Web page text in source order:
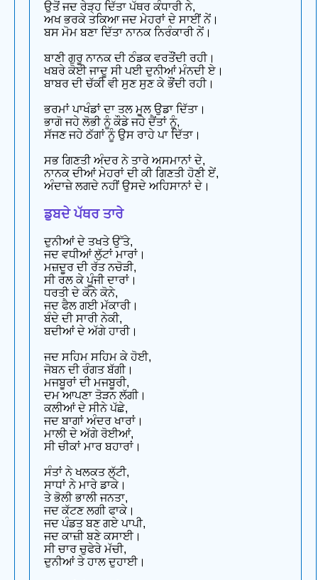
ਉਤੋਂ ਜਦ ਰੇੜ੍ਹ ਦਿੱਤਾ ਪੱਥਰ ਕੰਧਾਰੀ ਨੇ,
ਅਖ ਭਰਕੇ ਤਕਿਆ ਜਦ ਮੇਹਰਾਂ ਦੇ ਸਾਈਂ ਨੇਂ।
ਬਸ ਮੋਮ ਬਣਾ ਦਿੱਤਾ ਨਾਨਕ ਨਿਰੰਕਾਰੀ ਨੇਂ।
ਬਾਣੀ ਗੁਰੂ ਨਾਨਕ ਦੀ ਠੰਡਕ ਵਰਤੌਂਦੀ ਰਹੀ।
ਖਬਰੇ ਕੋਈ ਜਾਦੂ ਸੀ ਪਈ ਦੁਨੀਆਂ ਮੰਨਦੀ ਏ।
ਬਾਬਰ ਦੀ ਚੱਕੀ ਵੀ ਸੁਣ ਸੁਣ ਕੇ ਭੌਂਦੀ ਰਹੀ।
ਭਰਮਾਂ ਪਾਖੰਡਾਂ ਦਾ ਤਲ ਮੂਲ ਉਡਾ ਦਿੱਤਾ।
ਭਾਗੋ ਜਹੇ ਲੋਭੀ ਨੂੰ ਕੌਡੇ ਜਹੇ ਦੈਂਤਾਂ ਨੂੰ,
ਸੱਜਣ ਜਹੇ ਠੱਗਾਂ ਨੂੰ ਉਸ ਰਾਹੇ ਪਾ ਦਿੱਤਾ।
ਸਭ ਗਿਣਤੀ ਅੰਦਰ ਨੇ ਤਾਰੇ ਅਸਮਾਨਾਂ ਦੇ,
ਨਾਨਕ ਦੀਆਂ ਮੇਹਰਾਂ ਦੀ ਕੀ ਗਿਣਤੀ ਹੋਣੀ ਏਂ,
ਅੰਦਾਜ਼ੇ ਲਗਦੇ ਨਹੀਂ ਉਸਦੇ ਅਹਿਸਾਨਾਂ ਦੇ।
ਡੁਬਦੇ ਪੱਥਰ ਤਾਰੇ
ਦੁਨੀਆਂ ਦੇ ਤਖਤੇ ਉੱਤੇ,
ਜਦ ਵਧੀਆਂ ਲੁੱਟਾਂ ਮਾਰਾਂ।
ਮਜ਼ਦੂਰ ਦੀ ਰੱਤ ਨਚੋੜੀ,
ਸੀ ਰਲ ਕੇ ਪੂੰਜੀ ਦਾਰਾਂ।
ਧਰਤੀ ਦੇ ਕੋਨੇ ਕੋਨੇ,
ਜਦ ਫੈਲ ਗਈ ਮੱਕਾਰੀ।
ਬੰਦੇ ਦੀ ਸਾਰੀ ਨੇਕੀ,
ਬਦੀਆਂ ਦੇ ਅੱਗੇ ਹਾਰੀ।
ਜਦ ਸਹਿਮ ਸਹਿਮ ਕੇ ਹੋਈ,
ਜੋਬਨ ਦੀ ਰੰਗਤ ਬੱਗੀ।
ਮਜਬੂਰਾਂ ਦੀ ਮਜਬੂਰੀ,
ਦਮ ਆਪਣਾ ਤੋੜਨ ਲੱਗੀ।
ਕਲੀਆਂ ਦੇ ਸੀਨੇ ਪੱਛੇ,
ਜਦ ਬਾਗਾਂ ਅੰਦਰ ਖਾਰਾਂ।
ਮਾਲੀ ਦੇ ਅੱਗੇ ਰੋਈਆਂ,
ਸੀ ਚੀਕਾਂ ਮਾਰ ਬਹਾਰਾਂ।
ਸੰਤਾਂ ਨੇ ਖਲਕਤ ਲੁੱਟੀ,
ਸਾਧਾਂ ਨੇ ਮਾਰੇ ਡਾਕੇ।
ਤੇ ਭੋਲੀ ਭਾਲੀ ਜਨਤਾ,
ਜਦ ਕੱਟਣ ਲਗੀ ਫਾਕੇ।
ਜਦ ਪੰਡਤ ਬਣ ਗਏ ਪਾਪੀ,
ਜਦ ਕਾਜ਼ੀ ਬਣੇ ਕਸਾਈ।
ਸੀ ਚਾਰ ਚੁਫੇਰੇ ਮੱਚੀ,
ਦੁਨੀਆਂ ਤੇ ਹਾਲ ਦੁਹਾਈ।